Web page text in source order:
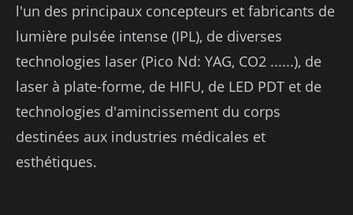
l'un des principaux concepteurs et fabricants de
lumière pulsée intense (IPL), de diverses
technologies laser (Pico Nd: YAG, CO2 ......), de
laser à plate-forme, de HIFU, de LED PDT et de
technologies d'amincissement du corps
destinées aux industries médicales et
esthétiques.